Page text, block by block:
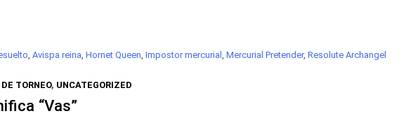
, Avispa reina, Hornet Queen, Impostor mercurial , Mercurial Pretender, Resolute Archangel
TORNEO, UNCATEGORIZED
“Vas”